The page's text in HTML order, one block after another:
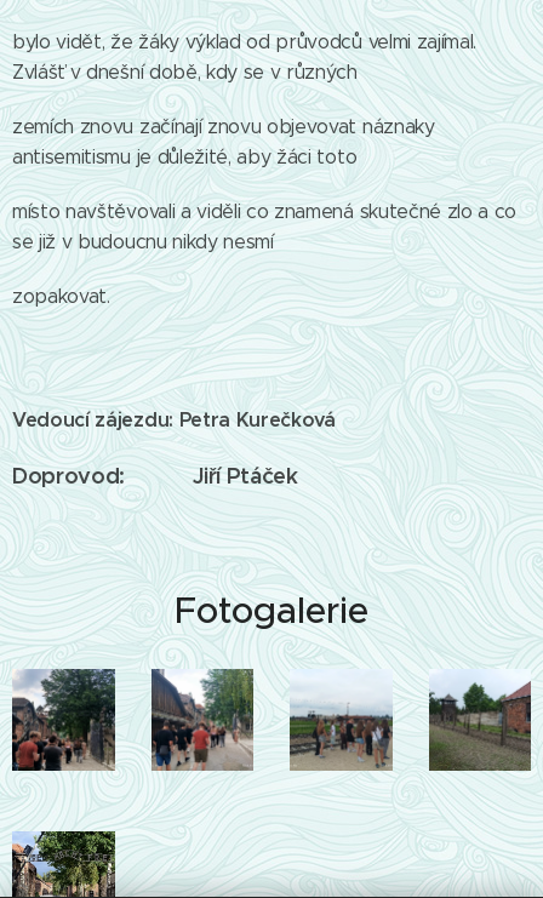
bylo vidět, že žáky výklad od průvodců velmi zajímal.
Zvlášť v dnešní době, kdy se v různých
zemích znovu začínají znovu objevovat náznaky
antisemitismu je důležité, aby žáci toto
místo navštěvovali a viděli co znamená skutečné zlo a co
se již v budoucnu nikdy nesmí
zopakovat.
Vedoucí zájezdu: Petra Kurečková
Doprovod:Jiří Ptáček
Fotogalerie